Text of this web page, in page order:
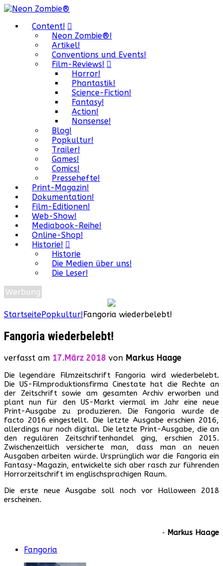
Content!
Neon Zombie®!
Artikel!
Conventions und Events!
Film-Reviews!
Horror!
Phantastik!
Science-Fiction!
Fantasy!
Action!
Nonsense!
Blog!
Popkultur!
Trailer!
Games!
Comics!
Pressehefte!
Print-Magazin!
Dokumentation!
Film-Editionen!
Web-Show!
Mediabook-Reihe!
Online-Shop!
Historie!
Historie
Die Medien über uns!
Die Leser!
Werbung
StartseitePopkultur!Fangoria wiederbelebt!
Fangoria wiederbelebt!
verfasst am 17.März 2018 von Markus Haage
Die legendäre Filmzeitschrift Fangoria wird wiederbelebt.
Die US-Filmproduktionsfirma Cinestate hat die Rechte an
der Zeitschrift sowie am gesamten Archiv erworben und
plant nun für den US-Markt viermal im Jahr eine neue
Print-Ausgabe zu produzieren. Die Fangoria wurde de
facto 2016 eingestellt. Die letzte Ausgabe erschien 2016,
allerdings nur noch digital. Die letzte Print-Ausgabe, die an
den regulären Zeitschriftenhandel ging, erschien 2015.
Zwischenzeitlich versicherte man, dass man an neuen
Ausgaben arbeiten würde. Ursprünglich war die Fangoria ein
Fantasy-Magazin, entwickelte sich aber rasch zur führenden
Horrorzeitschrift im englischsprachigen Raum.
Die erste neue Ausgabe soll noch vor Halloween 2018
erscheinen.
‐ Markus Haage
Fangoria